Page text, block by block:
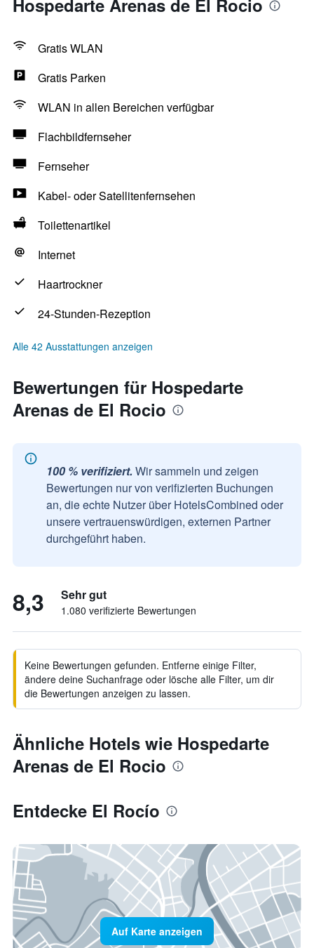
Hospedarte Arenas de El Rocio
Gratis WLAN
Gratis Parken
WLAN in allen Bereichen verfügbar
Flachbildfernseher
Fernseher
Kabel- oder Satellitenfernsehen
Toilettenartikel
Internet
Haartrockner
24-Stunden-Rezeption
Alle 42 Ausstattungen anzeigen
Bewertungen für Hospedarte
Arenas de El Rocio
100 % verifiziert. Wir sammeln und zeigen
Bewertungen nur von verifizierten Buchungen
an, die echte Nutzer über HotelsCombined oder
unsere vertrauenswürdigen, externen Partner
durchgeführt haben.
8,3 Sehr gut
1.080 verifizierte Bewertungen
Keine Bewertungen gefunden. Entferne einige Filter,
ändere deine Suchanfrage oder lösche alle Filter, um dir
die Bewertungen anzeigen zu lassen.
Ähnliche Hotels wie Hospedarte
Arenas de El Rocio
Entdecke El Rocío
Auf Karte anzeigen